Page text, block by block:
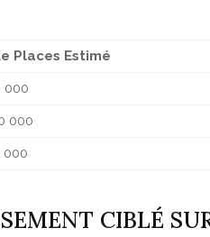
Places Estimé
000
000
000
CIBLÉ